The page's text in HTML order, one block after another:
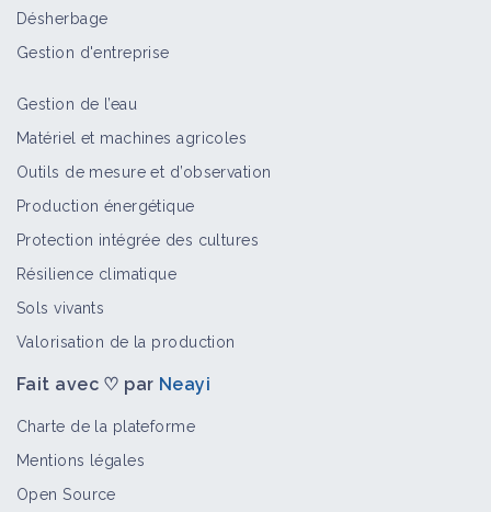
Désherbage
Gestion d'entreprise
Gestion de l’eau
Matériel et machines agricoles
Outils de mesure et d’observation
Production énergétique
Protection intégrée des cultures
Résilience climatique
Sols vivants
Valorisation de la production
Fait avec ♡ par Neayi
Charte de la plateforme
Mentions légales
Open Source